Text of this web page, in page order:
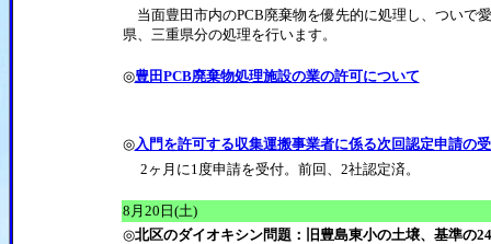
当面豊田市内のPCB廃棄物を優先的に処理し、ついで
県、三重県分の処理を行います。
◎豊田PCB廃棄物処理施設の業の許可について
◎入門を許可する収集運搬事業者に係る次回認定申請の
2ヶ月に1度申請を受付。前回、2社認定済。
8月20日(土)
◎北区のダイオキシン問題：旧豊島東小の土壌、基準の